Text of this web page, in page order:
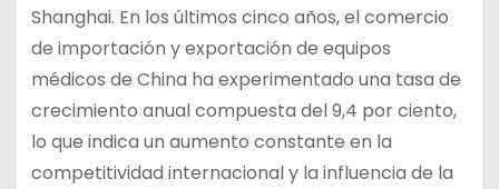
Shanghai. En los últimos cinco años, el comercio
de importación y exportación de equipos
médicos de China ha experimentado una tasa de
crecimiento anual compuesta del 9,4 por ciento,
lo que indica un aumento constante en la
competitividad internacional y la influencia de la